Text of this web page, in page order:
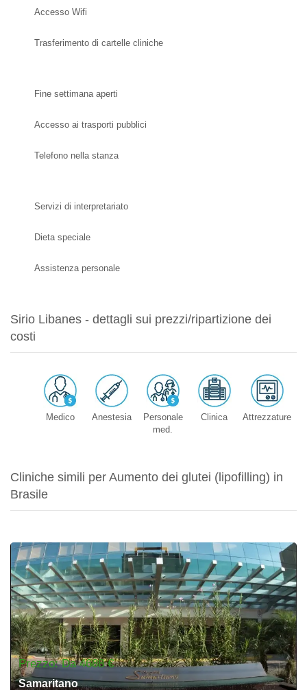
Accesso Wifi
Trasferimento di cartelle cliniche
Fine settimana aperti
Accesso ai trasporti pubblici
Telefono nella stanza
Servizi di interpretariato
Dieta speciale
Assistenza personale
Sirio Libanes - dettagli sui prezzi/ripartizione dei
costi
Medico Anestesia
Personale
med.
Clinica Attrezzature
Cliniche simili per Aumento dei glutei (lipofilling) in
Brasile
Prezzo: Da 4688 €
Samaritano